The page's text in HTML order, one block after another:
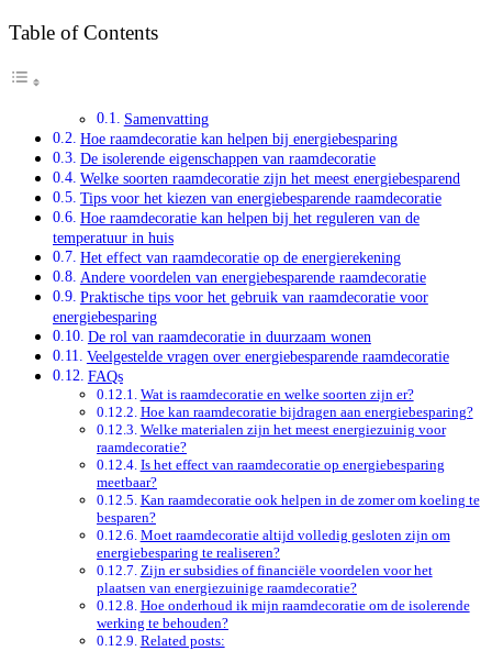
Table of Contents
Samenvatting
Hoe raamdecoratie kan helpen bij energiebesparing
De isolerende eigenschappen van raamdecoratie
Welke soorten raamdecoratie zijn het meest energiebesparend
Tips voor het kiezen van energiebesparende raamdecoratie
Hoe raamdecoratie kan helpen bij het reguleren van de
temperatuur in huis
Het effect van raamdecoratie op de energierekening
Andere voordelen van energiebesparende raamdecoratie
Praktische tips voor het gebruik van raamdecoratie voor
energiebesparing
De rol van raamdecoratie in duurzaam wonen
Veelgestelde vragen over energiebesparende raamdecoratie
FAQs
Wat is raamdecoratie en welke soorten zijn er?
Hoe kan raamdecoratie bijdragen aan energiebesparing?
Welke materialen zijn het meest energiezuinig voor
raamdecoratie?
Is het effect van raamdecoratie op energiebesparing
meetbaar?
Kan raamdecoratie ook helpen in de zomer om koeling te
besparen?
Moet raamdecoratie altijd volledig gesloten zijn om
energiebesparing te realiseren?
Zijn er subsidies of financiële voordelen voor het
plaatsen van energiezuinige raamdecoratie?
Hoe onderhoud ik mijn raamdecoratie om de isolerende
werking te behouden?
Related posts: